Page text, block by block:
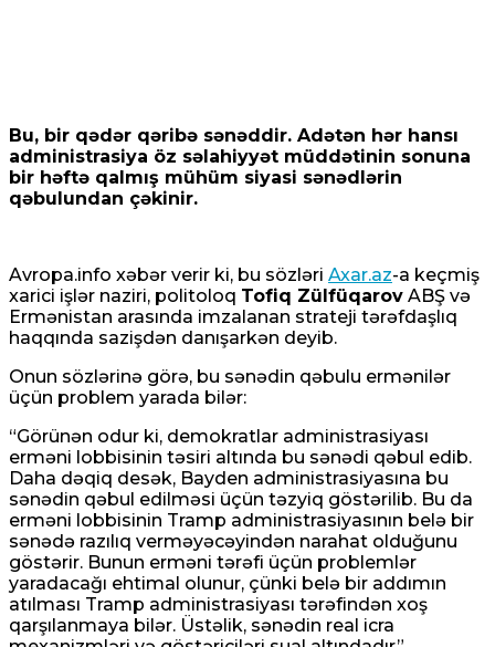
Bu, bir qədər qəribə sənəddir. Adətən hər hansı
administrasiya öz səlahiyyət müddətinin sonuna
bir həftə qalmış mühüm siyasi sənədlərin
qəbulundan çəkinir.
Avropa.info xəbər verir ki, bu sözləri Axar.az-a keçmiş
xarici işlər naziri, politoloq Tofiq Zülfüqarov ABŞ və
Ermənistan arasında imzalanan strateji tərəfdaşlıq
haqqında sazişdən danışarkən deyib.
Onun sözlərinə görə, bu sənədin qəbulu ermənilər
üçün problem yarada bilər:
“Görünən odur ki, demokratlar administrasiyası
erməni lobbisinin təsiri altında bu sənədi qəbul edib.
Daha dəqiq desək, Bayden administrasiyasına bu
sənədin qəbul edilməsi üçün təzyiq göstərilib. Bu da
erməni lobbisinin Tramp administrasiyasının belə bir
sənədə razılıq verməyəcəyindən narahat olduğunu
göstərir. Bunun erməni tərəfi üçün problemlər
yaradacağı ehtimal olunur, çünki belə bir addımın
atılması Tramp administrasiyası tərəfindən xoş
qarşılanmaya bilər. Üstəlik, sənədin real icra